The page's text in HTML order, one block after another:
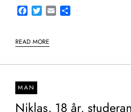
Facebook
TwitterEmail
READ MORE
MAN
Niklas, 18 år,